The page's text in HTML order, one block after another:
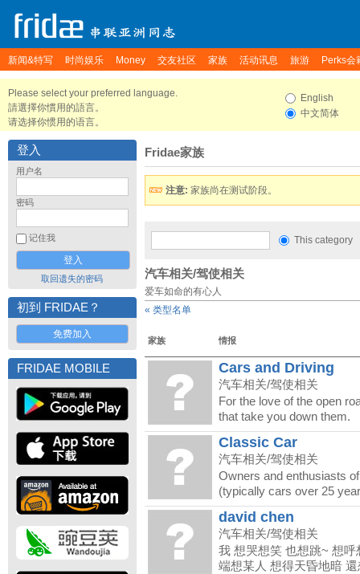
新闻&特写 时尚娱乐 Money 交友社区 家族 活动讯息 旅游 Perks会
Please select your preferred language.
請選擇你慣用的語言。
请选择你惯用的语言。
English
中文简体
登入
用户名
密码
记住我
取回遗失的密码
初到 FRIDAE？
免费加入
FRIDAE MOBILE
Fridae家族
注意: 家族尚在测试阶段。
This category
汽车相关/驾使相关
爱车如命的有心人
« 类型名单
家族 情报
Cars and Driving
汽车相关/驾使相关
For the love of the open
that take you down them.
Classic Car
汽车相关/驾使相关
Owners and enthusiasts
(typically cars over 25
david chen
汽车相关/驾使相关
我 想哭想笑 也想跳~ 想呼
端想某人 想得天昏地暗